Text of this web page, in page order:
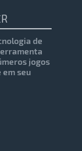
de
jogos
seu